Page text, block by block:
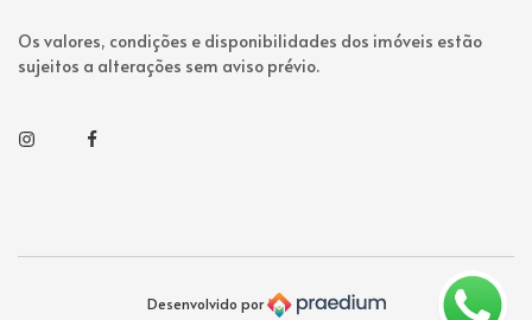
Os valores, condições e disponibilidades dos imóveis estão
sujeitos a alterações sem aviso prévio.
InstagramFacebook
Desenvolvido por